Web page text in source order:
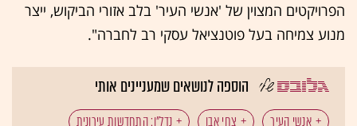
הפרויקטים המצוין של 'אנשי העיר' בלב אזורי הביקוש, ייצר
מנוע צמיחה בעל פוטנציאל עסקי רב לחברה".
הוספה לנושאים שמעניינים אותי
אנשי העיר צחי אבו נדל"ן: התחדשות עירונית